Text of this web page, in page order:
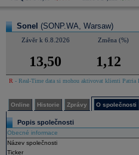
Sonel (SONP.WA, Warsaw)
Závěr k 6.8.2026 Změna (%)
13,50 1,12
R - Real-Time data si mohou aktivovat klienti
Online Historie Zprávy O společnosti
Popis společnosti
Obecné informace
Název společnosti
Ticker